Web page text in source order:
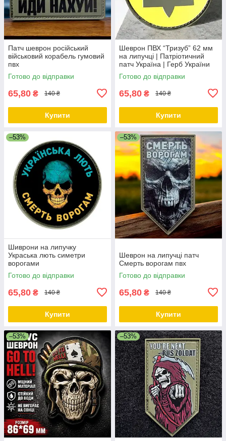
Патч шеврон російський
військовий корабель гумовий
пвх
Готово до відправки
65,80 ₴ 140 ₴
Купити
Шеврон ПВХ “Тризуб” 62 мм
на липучці | Патріотичний
патч Україна | Герб України
Готово до відправки
65,80 ₴ 140 ₴
Купити
–53%
Шиврони на липучку
Украська лють симетри
ворогами
Готово до відправки
65,80 ₴ 140 ₴
Купити
–53%
Шеврон на липучці патч
Смерть ворогам пвх
Готово до відправки
65,80 ₴ 140 ₴
Купити
–53% –53%